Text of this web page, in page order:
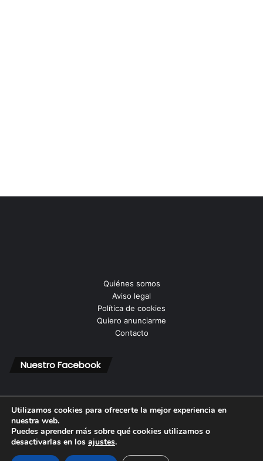
Quiénes somos
Aviso legal
Política de cookies
Quiero anunciarme
Contacto
Nuestro Facebook
© Copyright 2026, Todos los derechos reservados |
Utilizamos cookies para ofrecerte la mejor experiencia en
nuestra web.
Puedes aprender más sobre qué cookies utilizamos o
desactivarlas en los ajustes.